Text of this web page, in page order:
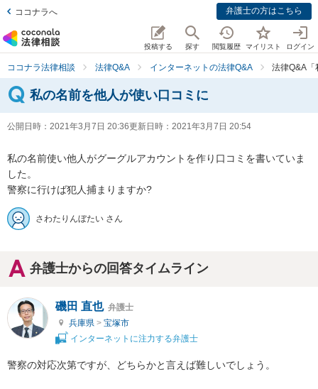
ココナラへ 弁護士の方はこちら
投稿する 探す 閲覧履歴 マイリスト ログイン
ココナラ法律相談 法律Q&A インターネットの法律Q&A 法律Q&A「
私の名前を他人が使い口コミに
公開日時： 2021年3月7日 20:36更新日時： 2021年3月7日 20:54
私の名前使い他人がグーグルアカウントを作り口コミを書いていま
した。
警察に行けば犯人捕まりますか?
さわたりんぼたい さん
弁護士からの回答タイムライン
磯田 直也 弁護士
兵庫県 > 宝塚市
インターネットに注力する弁護士
警察の対応次第ですが、どちらかと言えば難しいでしょう。